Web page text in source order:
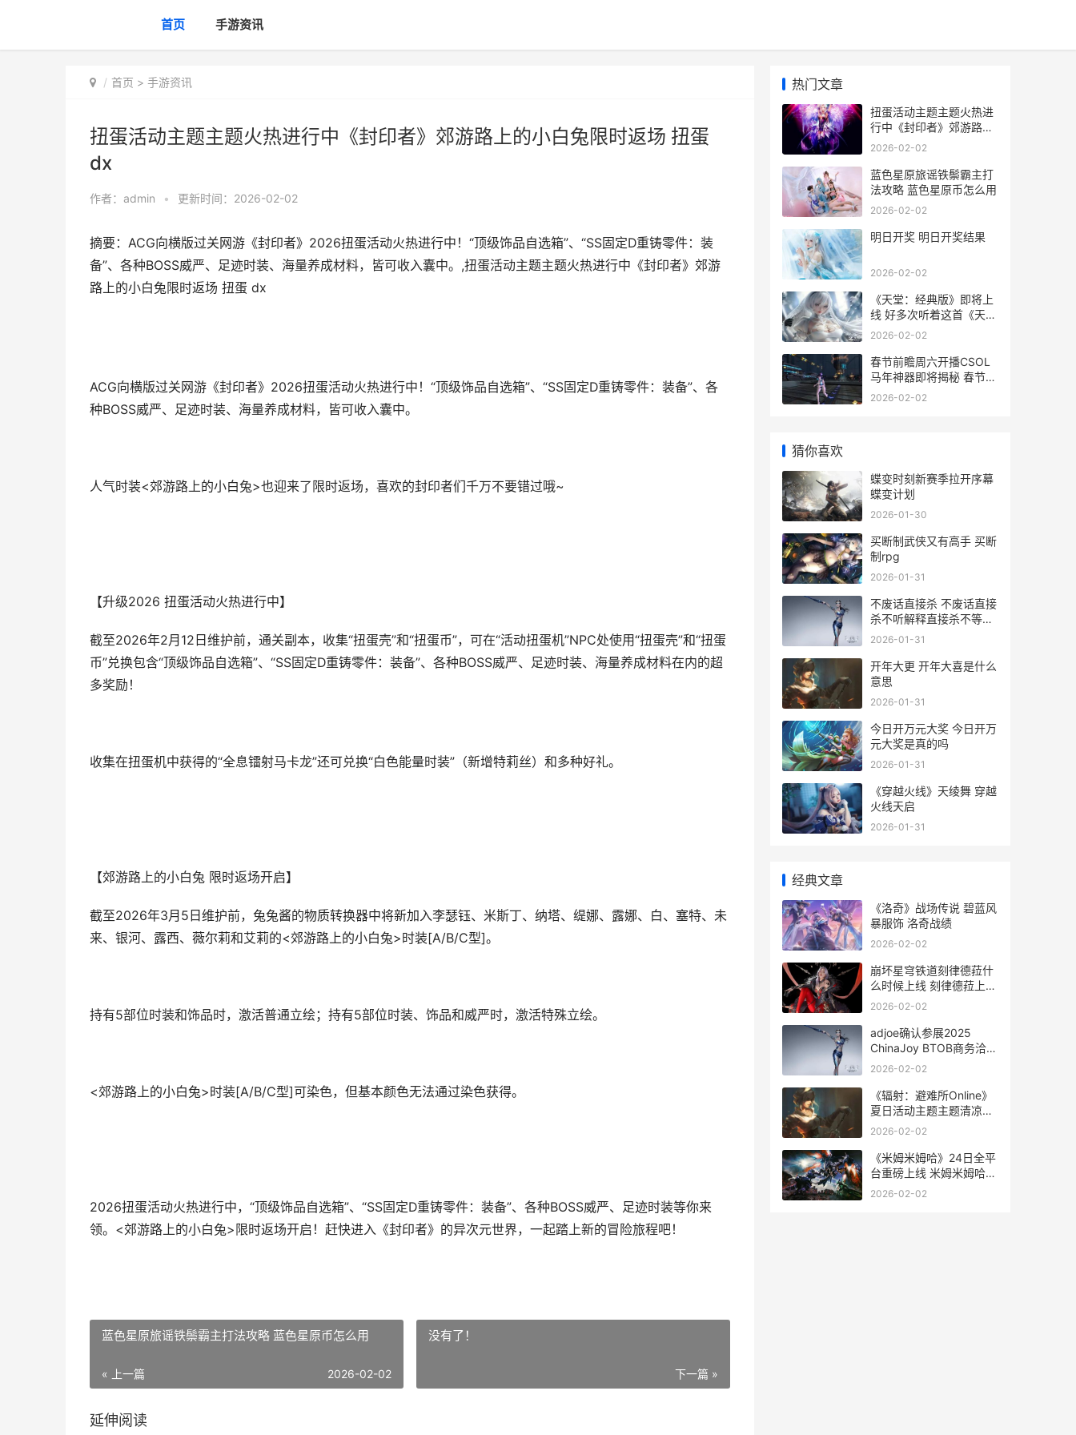
首页 手游资讯
首页 > 手游资讯
扭蛋活动主题主题火热进行中《封印者》郊游路上的小白兔限时返场 扭蛋
dx
作者： admin • 更新时间：2026-02-02
摘要：ACG向横版过关网游《封印者》2026扭蛋活动火热进行中！“顶级饰品自选箱”、“SS固定D重铸零件：装
备”、各种BOSS威严、足迹时装、海量养成材料，皆可收入囊中。,扭蛋活动主题主题火热进行中《封印者》郊游
路上的小白兔限时返场 扭蛋 dx
ACG向横版过关网游《封印者》2026扭蛋活动火热进行中！“顶级饰品自选箱”、“SS固定D重铸零件：装备”、各
种BOSS威严、足迹时装、海量养成材料，皆可收入囊中。
人气时装<郊游路上的小白兔>也迎来了限时返场，喜欢的封印者们千万不要错过哦~
【升级2026 扭蛋活动火热进行中】
截至2026年2月12日维护前，通关副本，收集“扭蛋壳”和“扭蛋币”，可在“活动扭蛋机”NPC处使用“扭蛋壳”和“扭蛋
币”兑换包含“顶级饰品自选箱”、“SS固定D重铸零件：装备”、各种BOSS威严、足迹时装、海量养成材料在内的超
多奖励！
收集在扭蛋机中获得的“全息镭射马卡龙”还可兑换“白色能量时装”（新增特莉丝）和多种好礼。
【郊游路上的小白兔 限时返场开启】
截至2026年3月5日维护前，兔兔酱的物质转换器中将新加入李瑟钰、米斯丁、纳塔、缇娜、露娜、白、塞特、未
来、银河、露西、薇尔莉和艾莉的<郊游路上的小白兔>时装[A/B/C型]。
持有5部位时装和饰品时，激活普通立绘；持有5部位时装、饰品和威严时，激活特殊立绘。
<郊游路上的小白兔>时装[A/B/C型]可染色，但基本颜色无法通过染色获得。
2026扭蛋活动火热进行中，“顶级饰品自选箱”、“SS固定D重铸零件：装备”、各种BOSS威严、足迹时装等你来
领。<郊游路上的小白兔>限时返场开启！赶快进入《封印者》的异次元世界，一起踏上新的冒险旅程吧！
蓝色星原旅谣铁鬃霸主打法攻略 蓝色星原币怎么用
« 上一篇 2026-02-02
没有了！
下一篇 »
延伸阅读
热门文章
扭蛋活动主题主题火热进
行中《封印者》郊游路上
的小白兔限时返场 扭蛋
2026-02-02
蓝色星原旅谣铁鬃霸主打
法攻略 蓝色星原币怎么用
2026-02-02
明日开奖 明日开奖结果
2026-02-02
《天堂：经典版》即将上
线 好多次听着这首《天
堂》泪流满面,太好听了!
2026-02-02
春节前瞻周六开播CSOL
马年神器即将揭秘 春节前
后周末上班吗
2026-02-02
猜你喜欢
蝶变时刻新赛季拉开序幕
蝶变计划
2026-01-30
买断制武侠又有高手 买断
制rpg
2026-01-31
不废话直接杀 不废话直接
杀不听解释直接杀不等说
话直接杀
2026-01-31
开年大更 开年大喜是什么
意思
2026-01-31
今日开万元大奖 今日开万
元大奖是真的吗
2026-01-31
《穿越火线》天绫舞 穿越
火线天启
2026-01-31
经典文章
《洛奇》战场传说 碧蓝风
暴服饰 洛奇战绩
2026-02-02
崩坏星穹铁道刻律德菈什
么时候上线 刻律德菈上线
时间一览 崩坏 星穹铁道
2026-02-02
adjoe确认参展2025
ChinaJoy BTOB商务洽谈
馆 adts展会
2026-02-02
《辐射：避难所Online》
夏日活动主题主题清凉来
袭 辐射避难所破解版
2026-02-02
《米姆米姆哈》24日全平
台重磅上线 米姆米姆哈配
种表全图
2026-02-02